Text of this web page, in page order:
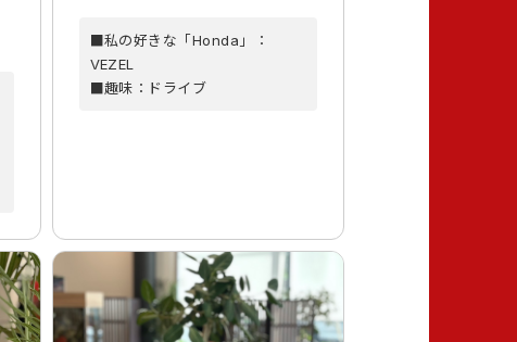
■私の好きな「Honda」：
VEZEL
■趣味：ドライブ